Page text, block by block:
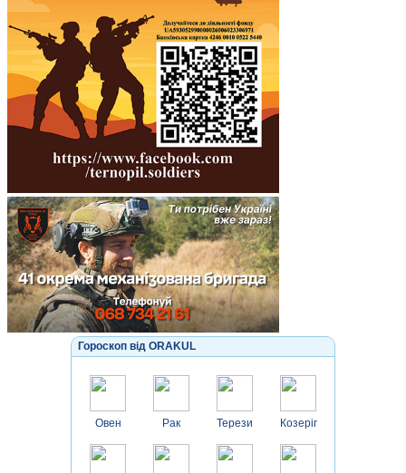
Гороскоп від ORAKUL
Овен Рак Терези Козеріг